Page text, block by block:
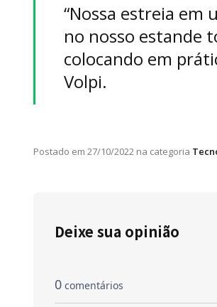
“Nossa estreia
no nosso estande
colocando em
Volpi.
Postado em 27/10/2022 na categoria
Deixe sua opinião